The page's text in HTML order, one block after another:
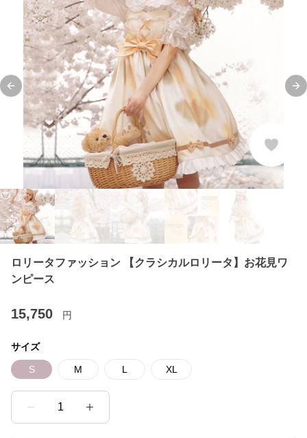
Previous slide
ロリータファッション 【クラシカルロリータ】お花見ワ
ンピース
15,750 円
サイズ
S M L XL
1